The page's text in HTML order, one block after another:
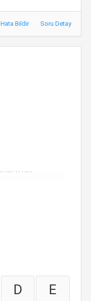
Hata Bildir Soru Detay
D E